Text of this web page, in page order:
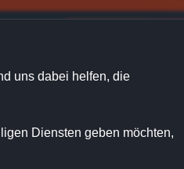
uns dabei helfen, die
Diensten geben möchten,